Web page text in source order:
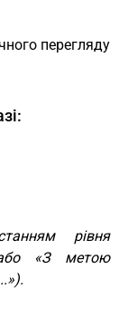
перегляду
рівня
або «З метою